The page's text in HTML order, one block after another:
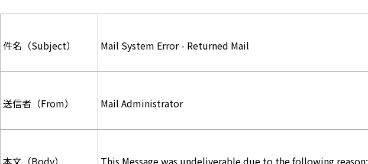
件名（Subject） Mail System Error - Returned Mail
送信者（From） Mail Administrator
本文（Body） This Message was undeliverable due to the following reason: